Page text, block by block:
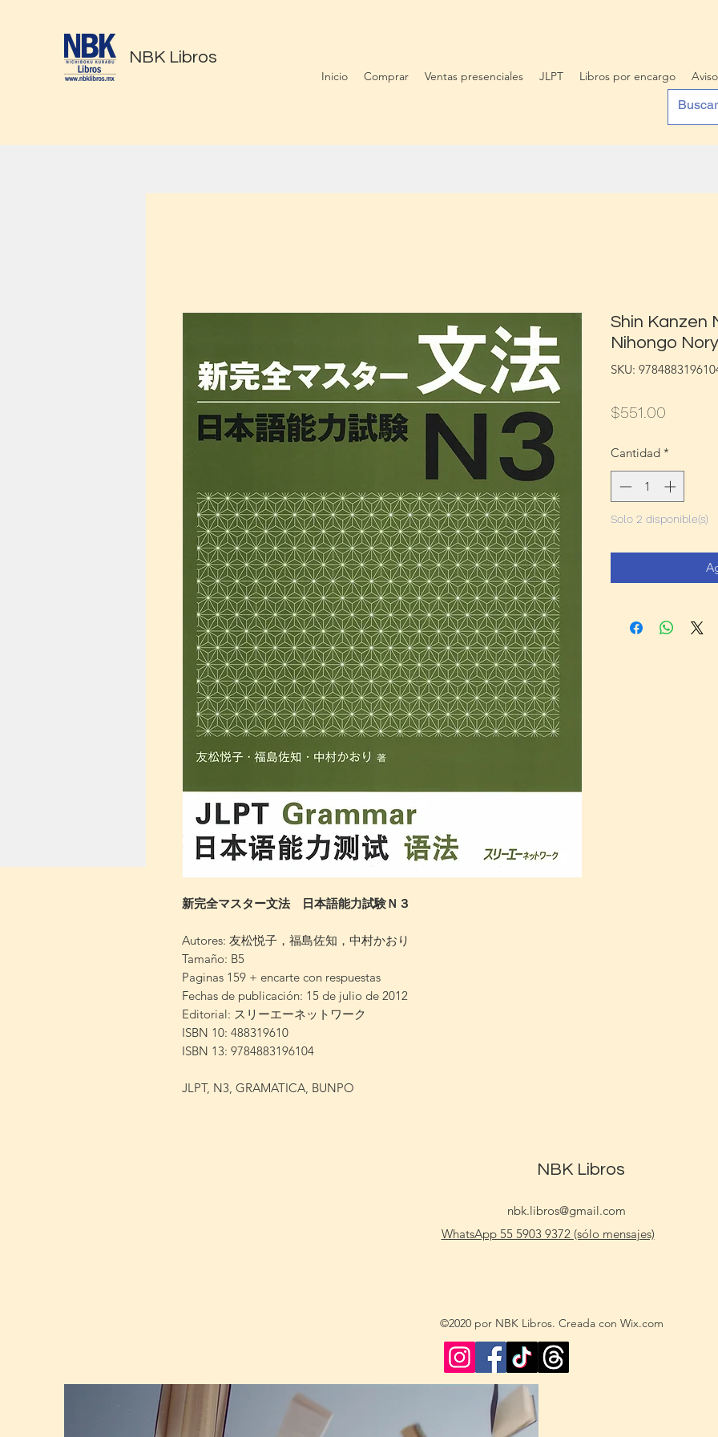
NBK Libros
Inicio Comprar Ventas presenciales JLPT Libros por encargo
新完全マスター文法 日本語能力試験Ｎ３
Autores: 友松悦子，福島佐知，中村かおり
Tamaño: B5
Paginas 159 + encarte con respuestas
Fechas de publicación: 15 de julio de 2012
Editorial: スリーエーネットワーク
ISBN 10: 488319610
ISBN 13: 9784883196104
JLPT, N3, GRAMATICA, BUNPO
Shin Kanzen
Nihongo
SKU:
$551.00
Cantidad *
Solo 2 disponible(s)
NBK Libros
nbk.libros@gmail.com
WhatsApp 55 5903 9372 (sólo mensajes)
©2020 por NBK Libros. Creada con Wix.com